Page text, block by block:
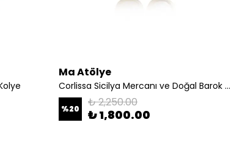
Ma Atölye
Corlissa Sicilya Mercanı ve Doğal Barok İnci Detaylı Küpe
%20 ₺ 2,250.00
₺ 1,800.00